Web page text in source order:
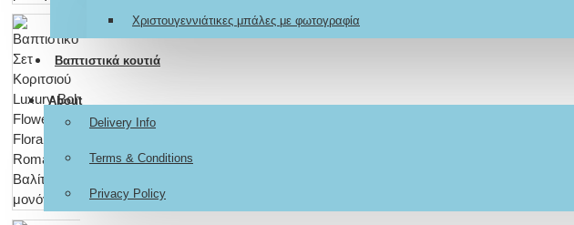
Χριστουγεννιάτικες μπάλες με φωτογραφία
Βαπτιστικά κουτιά
About
Delivery Info
Terms & Conditions
Privacy Policy